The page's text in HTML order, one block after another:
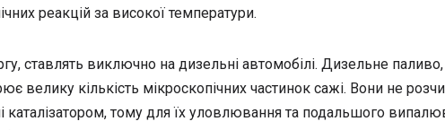
реакцій за високої температури.
ставлять виключно на дизельні автомобілі. Дизельне паливо,
велику кількість мікроскопічних частинок сажі. Вони не
каталізатором, тому для їх уловлювання та подальшого